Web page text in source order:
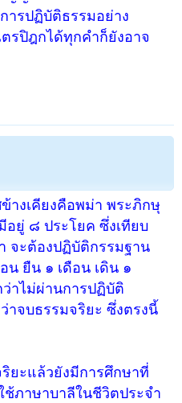
ารปฏิบัติธรรมอย่าง
รปิฎกได้ทุกคำก็ยังอาจ
างเคียงคือพม่า พระภิกษุ
อยู่ ๘ ประโยค ซึ่งเทียบ
จะต้องปฏิบัติกรรมฐาน
น ยืน ๑ เดือน เดิน ๑
าไม่ผ่านการปฏิบัติ
าจบธรรมจริยะ ซึ่งตรงนี้
ยะแล้วยังมีการศึกษาที่
ช้ภาษาบาลีในชีวิตประจำ